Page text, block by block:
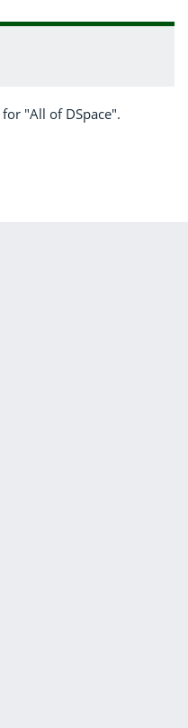
"All of DSpace".